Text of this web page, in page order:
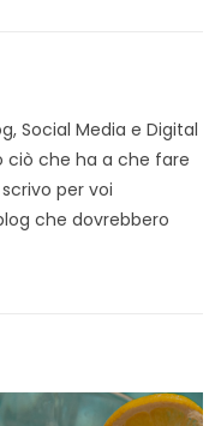
Social Media e Digital
ciò che ha a che fare
per voi
che dovrebbero